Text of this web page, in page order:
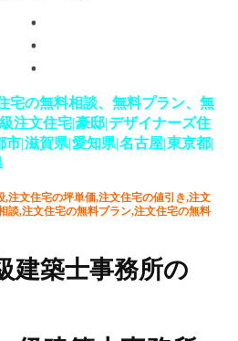
宅の無料相談、無料プラン、無
注文住宅|豪邸|デザイナーズ住
|滋賀県|愛知県|名古屋|東京都|
,注文住宅の坪単価,注文住宅の値引き,注文
談,注文住宅の無料プラン,注文住宅の無料
建築士事務所の